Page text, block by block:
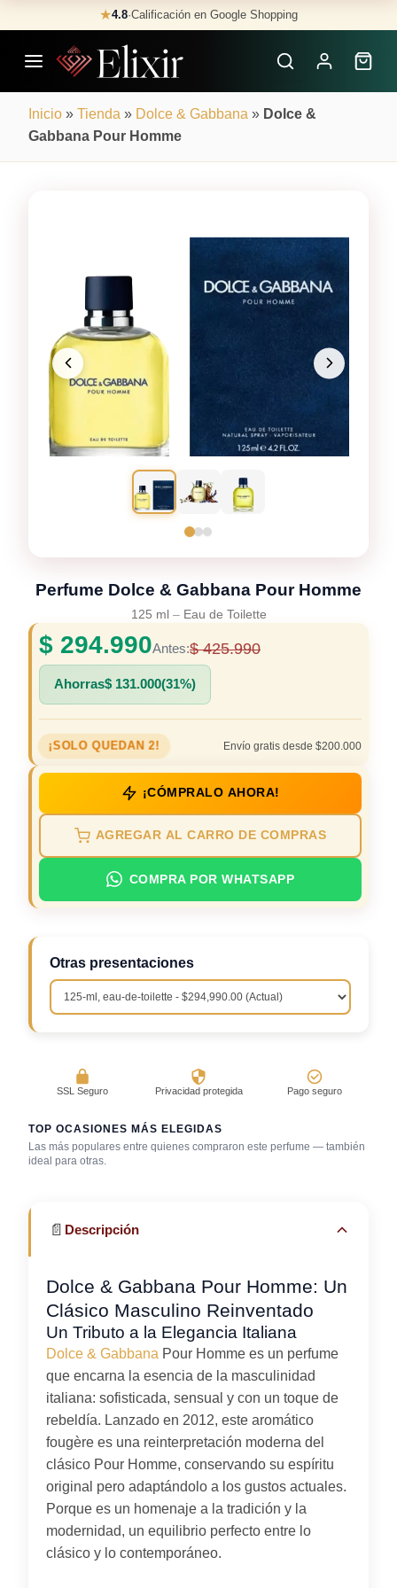
to
content
★4.8·Calificación en Google Shopping
Inicio » Tienda » Dolce & Gabbana » Dolce &
Gabbana Pour Homme
Perfume Dolce & Gabbana Pour Homme
125 ml – Eau de Toilette
$ 294.990Antes:$425.990
Ahorras$ 131.000(31%)
¡SOLO QUEDAN 2! Envío gratis desde $200.000
¡CÓMPRALO AHORA!
AGREGAR AL CARRO DE COMPRAS
COMPRA POR WHATSAPP
Otras presentaciones
SSL Seguro Privacidad protegida Pago seguro
TOP OCASIONES MÁS ELEGIDAS
Las más populares entre quienes compraron este perfume — también
ideal para otras.
Primera cita
Salida casual de
📄 Descripción
Dolce & Gabbana Pour Homme: Un
Clásico Masculino Reinventado
Un Tributo a la Elegancia Italiana
Dolce & Gabbana Pour Homme es un perfume
que encarna la esencia de la masculinidad
italiana: sofisticada, sensual y con un toque de
rebeldía. Lanzado en 2012, este aromático
fougère es una reinterpretación moderna del
clásico Pour Homme, conservando su espíritu
original pero adaptándolo a los gustos actuales.
Porque es un homenaje a la tradición y la
modernidad, un equilibrio perfecto entre lo
clásico y lo contemporáneo.